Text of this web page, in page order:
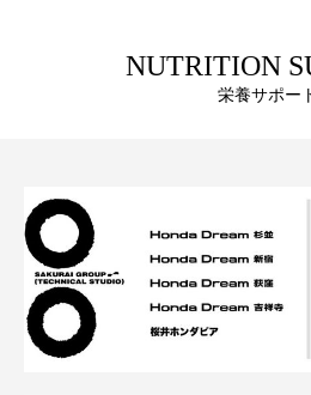
NUTRITION
栄養サポー